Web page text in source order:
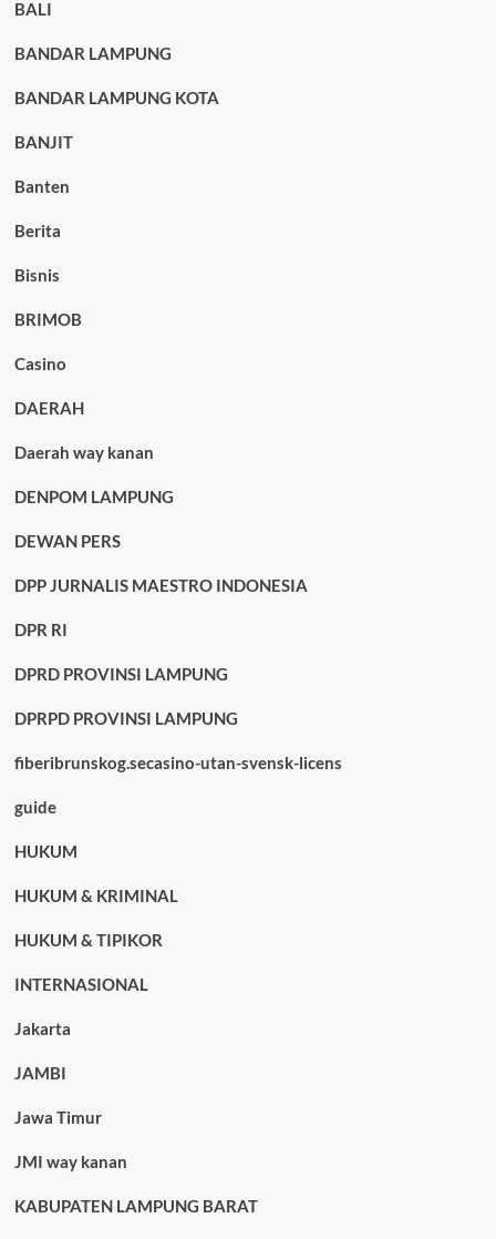
BALI
BANDAR LAMPUNG
BANDAR LAMPUNG KOTA
BANJIT
Banten
Berita
Bisnis
BRIMOB
Casino
DAERAH
Daerah way kanan
DENPOM LAMPUNG
DEWAN PERS
DPP JURNALIS MAESTRO INDONESIA
DPR RI
DPRD PROVINSI LAMPUNG
DPRPD PROVINSI LAMPUNG
fiberibrunskog.secasino-utan-svensk-licens
guide
HUKUM
HUKUM & KRIMINAL
HUKUM & TIPIKOR
INTERNASIONAL
Jakarta
JAMBI
Jawa Timur
JMI way kanan
KABUPATEN LAMPUNG BARAT